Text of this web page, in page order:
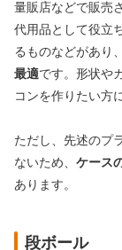
量販店などで販売
代用品として役立
るものなどがあり
最適です。形状や
コンを作りたい方
ただし、先述のプ
ないため、 ケース
あります。
段ボール